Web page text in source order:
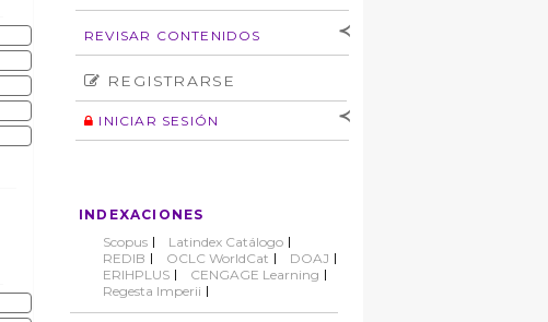
autores
Derechos de autoría
Normas éticas
REVISAR CONTENIDOS
Número
Autor
REGISTRARSE
INICIAR SESIÓN
INDEXACIONES
Scopus
Latindex Catálogo
REDIB
OCLC WorldCat
DOAJ
ERIHPLUS
CENGAGE Learning
Regesta Imperii